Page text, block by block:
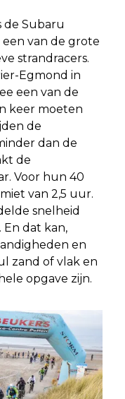
de Subaru
van de grote
strandracers.
Egmond in
een van de
keer moeten
de
dan de
de
Voor hun 40
van 2,5 uur.
snelheid
En dat kan,
en
zand of vlak en
opgave zijn.